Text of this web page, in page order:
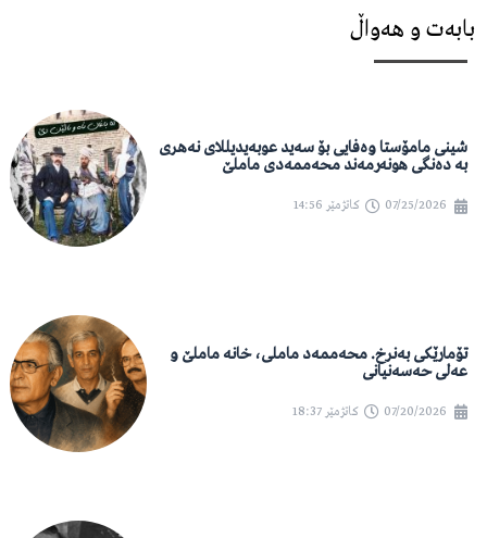
بابەت و هەواڵ
شینی مامۆستا وەفایی بۆ سەید عوبەیدیللای نەهری
بە دەنگی هونەرمەند محەممەدی ماملێ
07/25/2026 کاتژمێر 14:56
تۆمارێکی بەنرخ. محەممەد ماملی، خانە ماملێ و
عەلی حەسەنیانی
07/20/2026 کاتژمێر 18:37